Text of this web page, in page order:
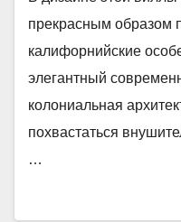
прекрасным образом
калифорнийские
элегантный
колониальная
похвастаться
…